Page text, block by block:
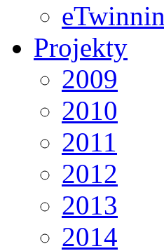
Projekty
2009
2010
2011
2012
2013
2014